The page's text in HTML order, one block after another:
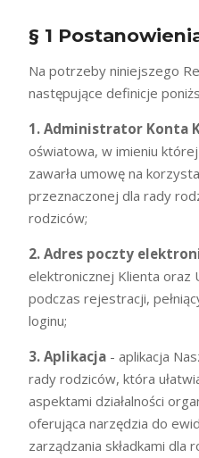
§ 1
Na potrzeby niniejszego
następujące definicje
1. Administrator Konta
oświatowa, w imieniu
zawarła umowę na
przeznaczonej dla rady
rodziców;
2. Adres poczty
elektronicznej Klienta oraz
podczas rejestracji,
loginu;
3. Aplikacja - aplikacja
rady rodziców, która
aspektami działalności
oferująca narzędzia do
zarządzania składkami dla